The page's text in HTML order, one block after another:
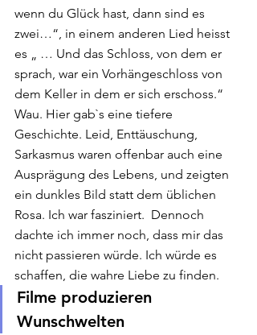
wenn du Glück hast, dann sind es
zwei…“, in einem anderen Lied heisst
es „ … Und das Schloss, von dem er
sprach, war ein Vorhängeschloss von
dem Keller in dem er sich erschoss.“
Wau. Hier gab`s eine tiefere
Geschichte. Leid, Enttäuschung,
Sarkasmus waren offenbar auch eine
Ausprägung des Lebens, und zeigten
ein dunkles Bild statt dem üblichen
Rosa. Ich war fasziniert.  Dennoch
dachte ich immer noch, dass mir das
nicht passieren würde. Ich würde es
schaffen, die wahre Liebe zu finden.
Filme produzieren
Wunschwelten